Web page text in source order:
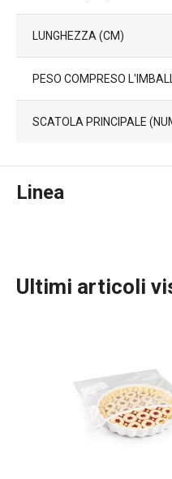
LUNGHEZZA (CM)
PESO COMPRESO
SCATOLA PRINCIPALE
Linea
Conservazione
Ultimi articoli